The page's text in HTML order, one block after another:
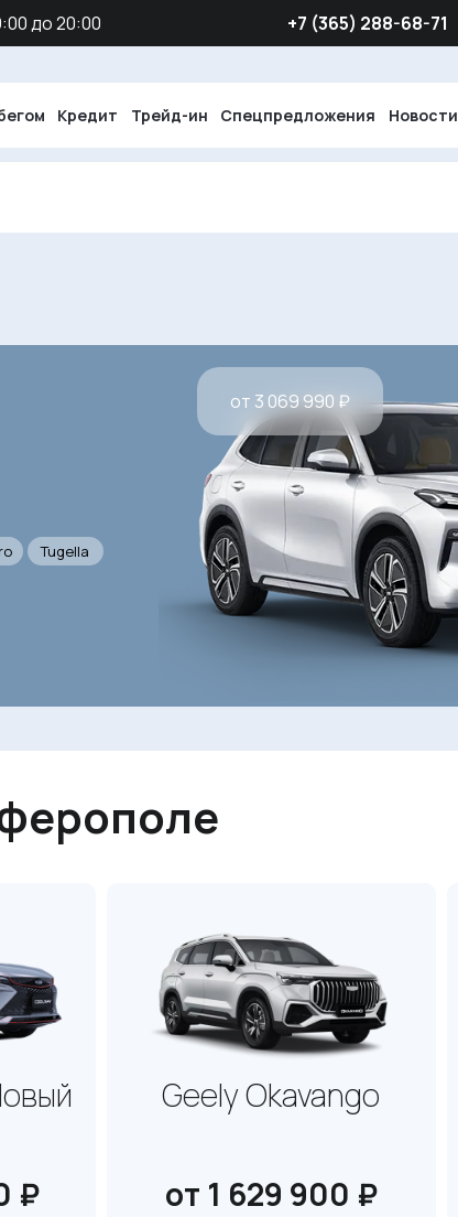
до 20:00 ‪+7 (365) 288-68-71
Кредит Трейд-ин Спецпредложения Новости
Tugella
от 3 069 990 ₽
₽
Geely Okavango
от 1 629 900 ₽